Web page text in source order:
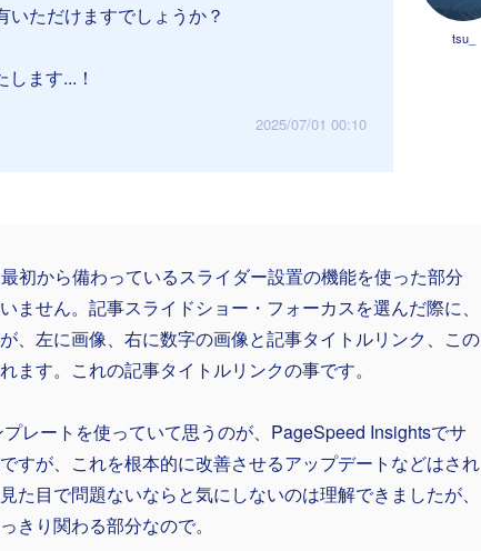
tsu_
ただけますでしょうか？
ます...！
2025/07/01 00:10
初から備わっているスライダー設置の機能を使った部分
ません。記事スライドショー・フォーカスを選んだ際に、
、左に画像、右に数字の画像と記事タイトルリンク、この
ます。これの記事タイトルリンクの事です。
レートを使っていて思うのが、PageSpeed Insightsでサ
すが、これを根本的に改善させるアップデートなどはされ
た目で問題ないならと気にしないのは理解できましたが、
きり関わる部分なので。